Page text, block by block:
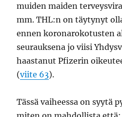
muiden maiden
mm. THL:n on täytynyt
ennen koronarokotusten
seurauksena jo viisi
haastanut Pfizerin
(viite 63).
Tässä vaiheessa on syytä